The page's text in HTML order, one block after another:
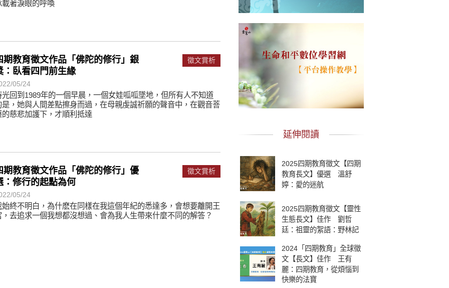
載著淚眼的呼喚
期教育徵文作品「佛陀的修行」銀
：臥看四門前生緣
05/24
光回到1989年的一個早晨，一個女娃呱呱墜地，但所有人不知道
是，她與人間差點擦身而過，在母親虔誠祈願的聲音中，在觀音菩
的慈悲加護下，才順利抵達
徵文賞析
期教育徵文作品「佛陀的修行」優
：修行的起點為何
05/24
始終不明白，為什麽在同樣在我這個年紀的悉達多，會想要離開王
，去追求一個我想都沒想過、會為我人生帶來什麼不同的解答？
徵文賞析
延伸閱讀
2025四期教育徵文【四期
教育長文】優選 溫舒
婷：愛的迷航
2025四期教育徵文【靈性
生態長文】佳作 劉哲
廷：祖靈的絮語：野林記
2024「四期教育」全球徵
文【長文】佳作 王有
麗：四期教育，從煩惱到
快樂的法寶